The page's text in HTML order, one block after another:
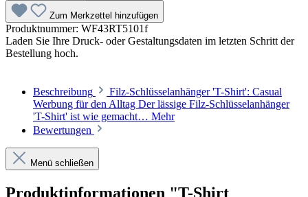
Zum Merkzettel hinzufügen
Produktnummer: WF43RT5101f
Laden Sie Ihre Druck- oder Gestaltungsdaten im letzten Schritt der
Bestellung hoch.
Beschreibung
Filz-Schlüsselanhänger 'T-Shirt': Casual
Werbung für den Alltag Der lässige Filz-Schlüsselanhänger
'T-Shirt' ist wie gemacht… Mehr
Bewertungen
Menü schließen
Produktinformationen "T-Shirt